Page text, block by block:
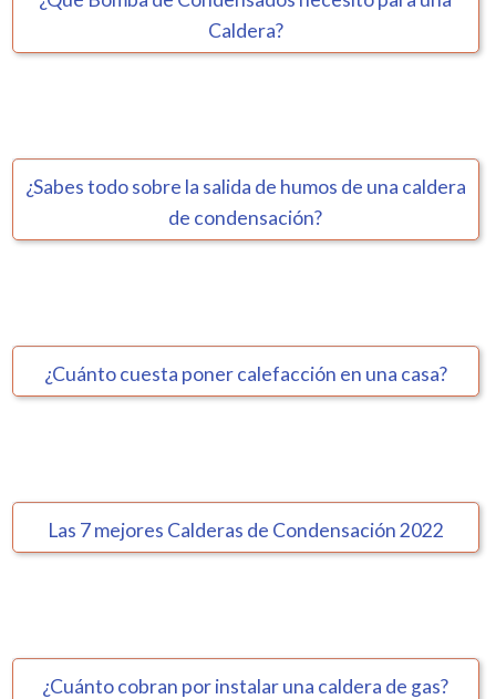
Caldera?
¿Sabes todo sobre la salida de humos de una caldera
de condensación?
¿Cuánto cuesta poner calefacción en una casa?
Las 7 mejores Calderas de Condensación 2022
¿Cuánto cobran por instalar una caldera de gas?